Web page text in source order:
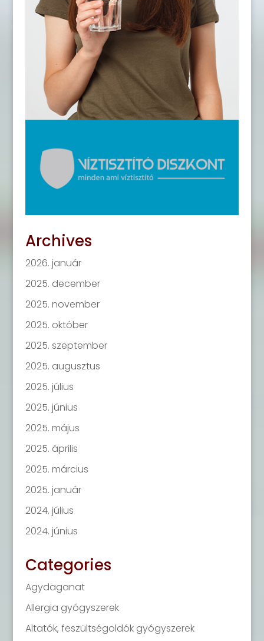
Archives
2026. január
2025. december
2025. november
2025. október
2025. szeptember
2025. augusztus
2025. július
2025. június
2025. május
2025. április
2025. március
2025. január
2024. július
2024. június
Categories
Agydaganat
Allergia gyógyszerek
Altatók, feszültségoldók gyógyszerek